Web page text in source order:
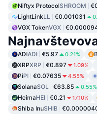
Niftyx ProtocolSHROOM
LightLinkLL €0.001031
VGX TokenVGX
ADIADI €5.97 0.21%
XRPXRP €0.897 1.09%
PiPI €0.07635 4.55%
SolanaSOL €63.85 0.55%
HeimaHEI €0.21 17.10%
Shiba InuSHIB